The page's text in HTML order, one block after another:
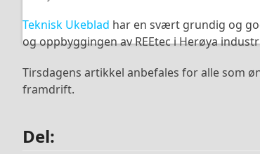
Teknisk Ukeblad har en svært grundig og
og oppbyggingen av REEtec i Herøya
Tirsdagens artikkel anbefales for alle som
framdrift.
Del: